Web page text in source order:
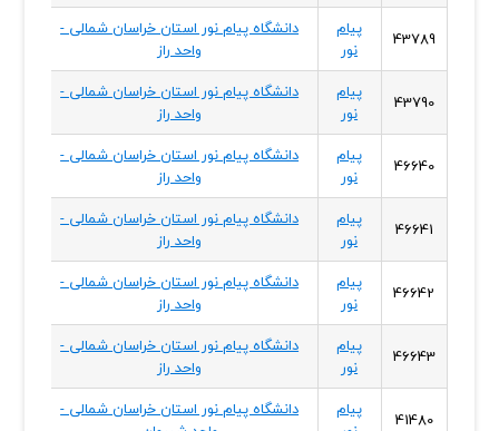
43789
پیام
نور
دانشگاه پیام نور استان خراسان شمالی -
واحد راز
43790
پیام
نور
دانشگاه پیام نور استان خراسان شمالی -
واحد راز
46640
پیام
نور
دانشگاه پیام نور استان خراسان شمالی -
واحد راز
46641
پیام
نور
دانشگاه پیام نور استان خراسان شمالی -
واحد راز
46642
پیام
نور
دانشگاه پیام نور استان خراسان شمالی -
واحد راز
46643
پیام
نور
دانشگاه پیام نور استان خراسان شمالی -
واحد راز
41480
پیام
دانشگاه پیام نور استان خراسان شمالی -